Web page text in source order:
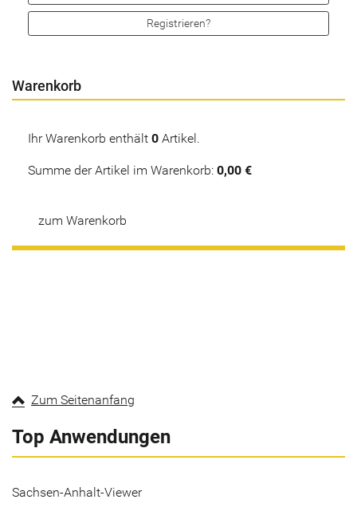
Registrieren?
Warenkorb
Ihr Warenkorb enthält 0 Artikel.
Summe der Artikel im Warenkorb: 0,00 €
zum Warenkorb
Zum Seitenanfang
Top Anwendungen
Sachsen-Anhalt-Viewer